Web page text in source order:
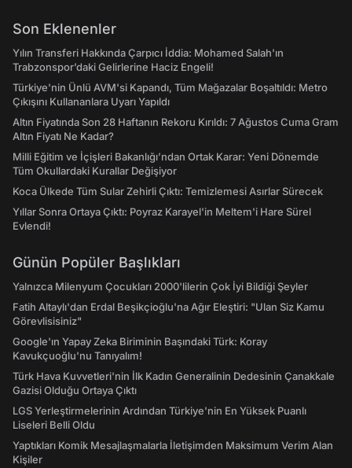
Son Eklenenler
Yılın Transferi Hakkında Çarpıcı İddia: Mohamed Salah'ın
Trabzonspor’daki Gelirlerine Haciz Engeli!
Türkiye'nin Ünlü AVM'si Kapandı, Tüm Mağazalar Boşaltıldı: Metro
Çıkışını Kullananlara Uyarı Yapıldı
Altın Fiyatında Son 28 Haftanın Rekoru Kırıldı: 7 Ağustos Cuma Gram
Altın Fiyatı Ne Kadar?
Milli Eğitim ve İçişleri Bakanlığı’ndan Ortak Karar: Yeni Dönemde
Tüm Okullardaki Kurallar Değişiyor
Koca Ülkede Tüm Sular Zehirli Çıktı: Temizlemesi Asırlar Sürecek
Yıllar Sonra Ortaya Çıktı: Poyraz Karayel'in Meltem'i Hare Sürel
Evlendi!
Günün Popüler Başlıkları
Yalnızca Milenyum Çocukları 2000'lilerin Çok İyi Bildiği Şeyler
Fatih Altaylı'dan Erdal Beşikçioğlu'na Ağır Eleştiri: "Ulan Siz Kamu
Görevlisisiniz"
Google'ın Yapay Zeka Biriminin Başındaki Türk: Koray
Kavukçuoğlu'nu Tanıyalım!
Türk Hava Kuvvetleri'nin İlk Kadın Generalinin Dedesinin Çanakkale
Gazisi Olduğu Ortaya Çıktı
LGS Yerleştirmelerinin Ardından Türkiye'nin En Yüksek Puanlı
Liseleri Belli Oldu
Yaptıkları Komik Mesajlaşmalarla İletişimden Maksimum Verim Alan
Kişiler